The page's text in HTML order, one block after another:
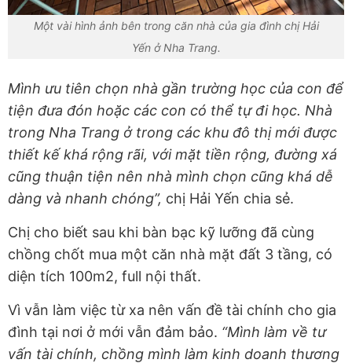
Một vài hình ảnh bên trong căn nhà của gia đình chị Hải
Yến ở Nha Trang.
Mình ưu tiên chọn nhà gần trường học của con để
tiện đưa đón hoặc các con có thể tự đi học. Nhà
trong Nha Trang ở trong các khu đô thị mới được
thiết kế khá rộng rãi, với mặt tiền rộng, đường xá
cũng thuận tiện nên nhà mình chọn cũng khá dễ
dàng và nhanh chóng”, chị Hải Yến chia sẻ.
Chị cho biết sau khi bàn bạc kỹ lưỡng đã cùng
chồng chốt mua một căn nhà mặt đất 3 tầng, có
diện tích 100m2, full nội thất.
Vì vẫn làm việc từ xa nên vấn đề tài chính cho gia
đình tại nơi ở mới vẫn đảm bảo. “Mình làm về tư
vấn tài chính, chồng mình làm kinh doanh thương